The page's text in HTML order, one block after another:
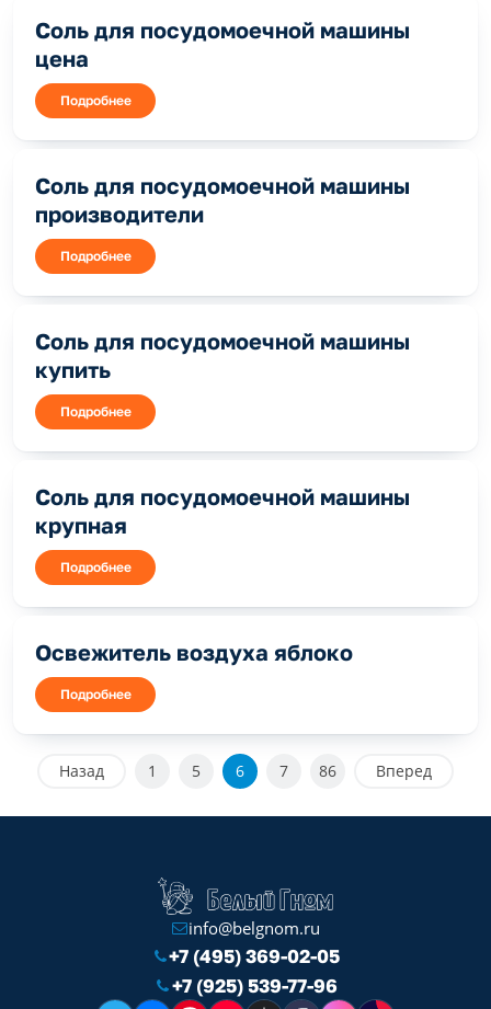
Соль для посудомоечной машины
цена
Подробнее
Соль для посудомоечной машины
производители
Подробнее
Соль для посудомоечной машины
купить
Подробнее
Соль для посудомоечной машины
крупная
Подробнее
Освежитель воздуха яблоко
Подробнее
Назад 1 5 6 7 86 Вперед
info@belgnom.ru
+7 (495) 369-02-05
+7 (925) 539-77-96